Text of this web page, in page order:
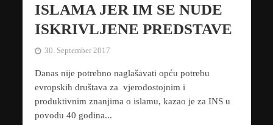
ISLAMA JER IM SE NUDE
ISKRIVLJENE PREDSTAVE
30. September 2017
Danas nije potrebno naglašavati opću potrebu
evropskih društava za vjerodostojnim i
produktivnim znanjima o islamu, kazao je za INS u
povodu 40 godina...